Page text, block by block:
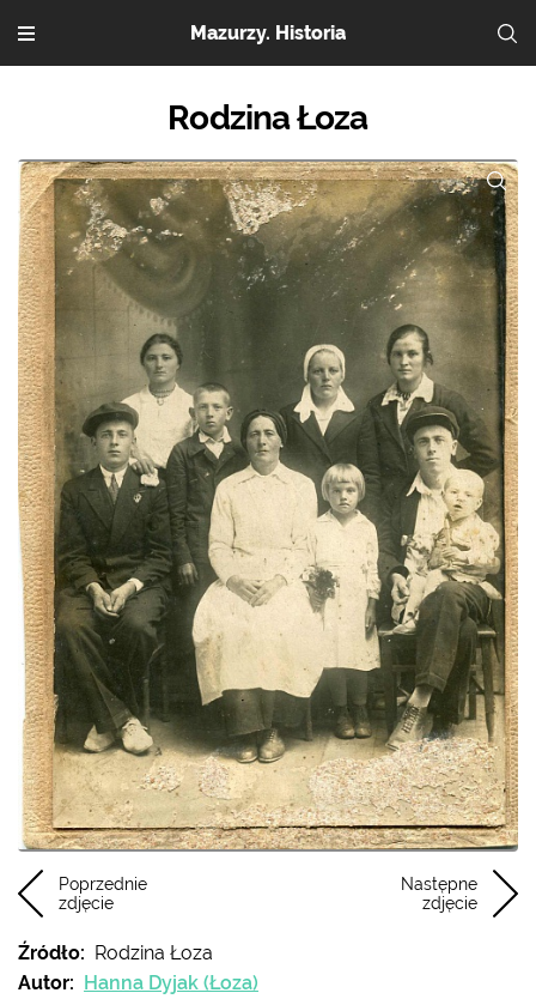
Mazurzy. Historia
Rodzina Łoza
Poprzednie
zdjęcie
Następne
zdjęcie
Źródło: Rodzina Łoza
Autor: Hanna Dyjak (Łoza)